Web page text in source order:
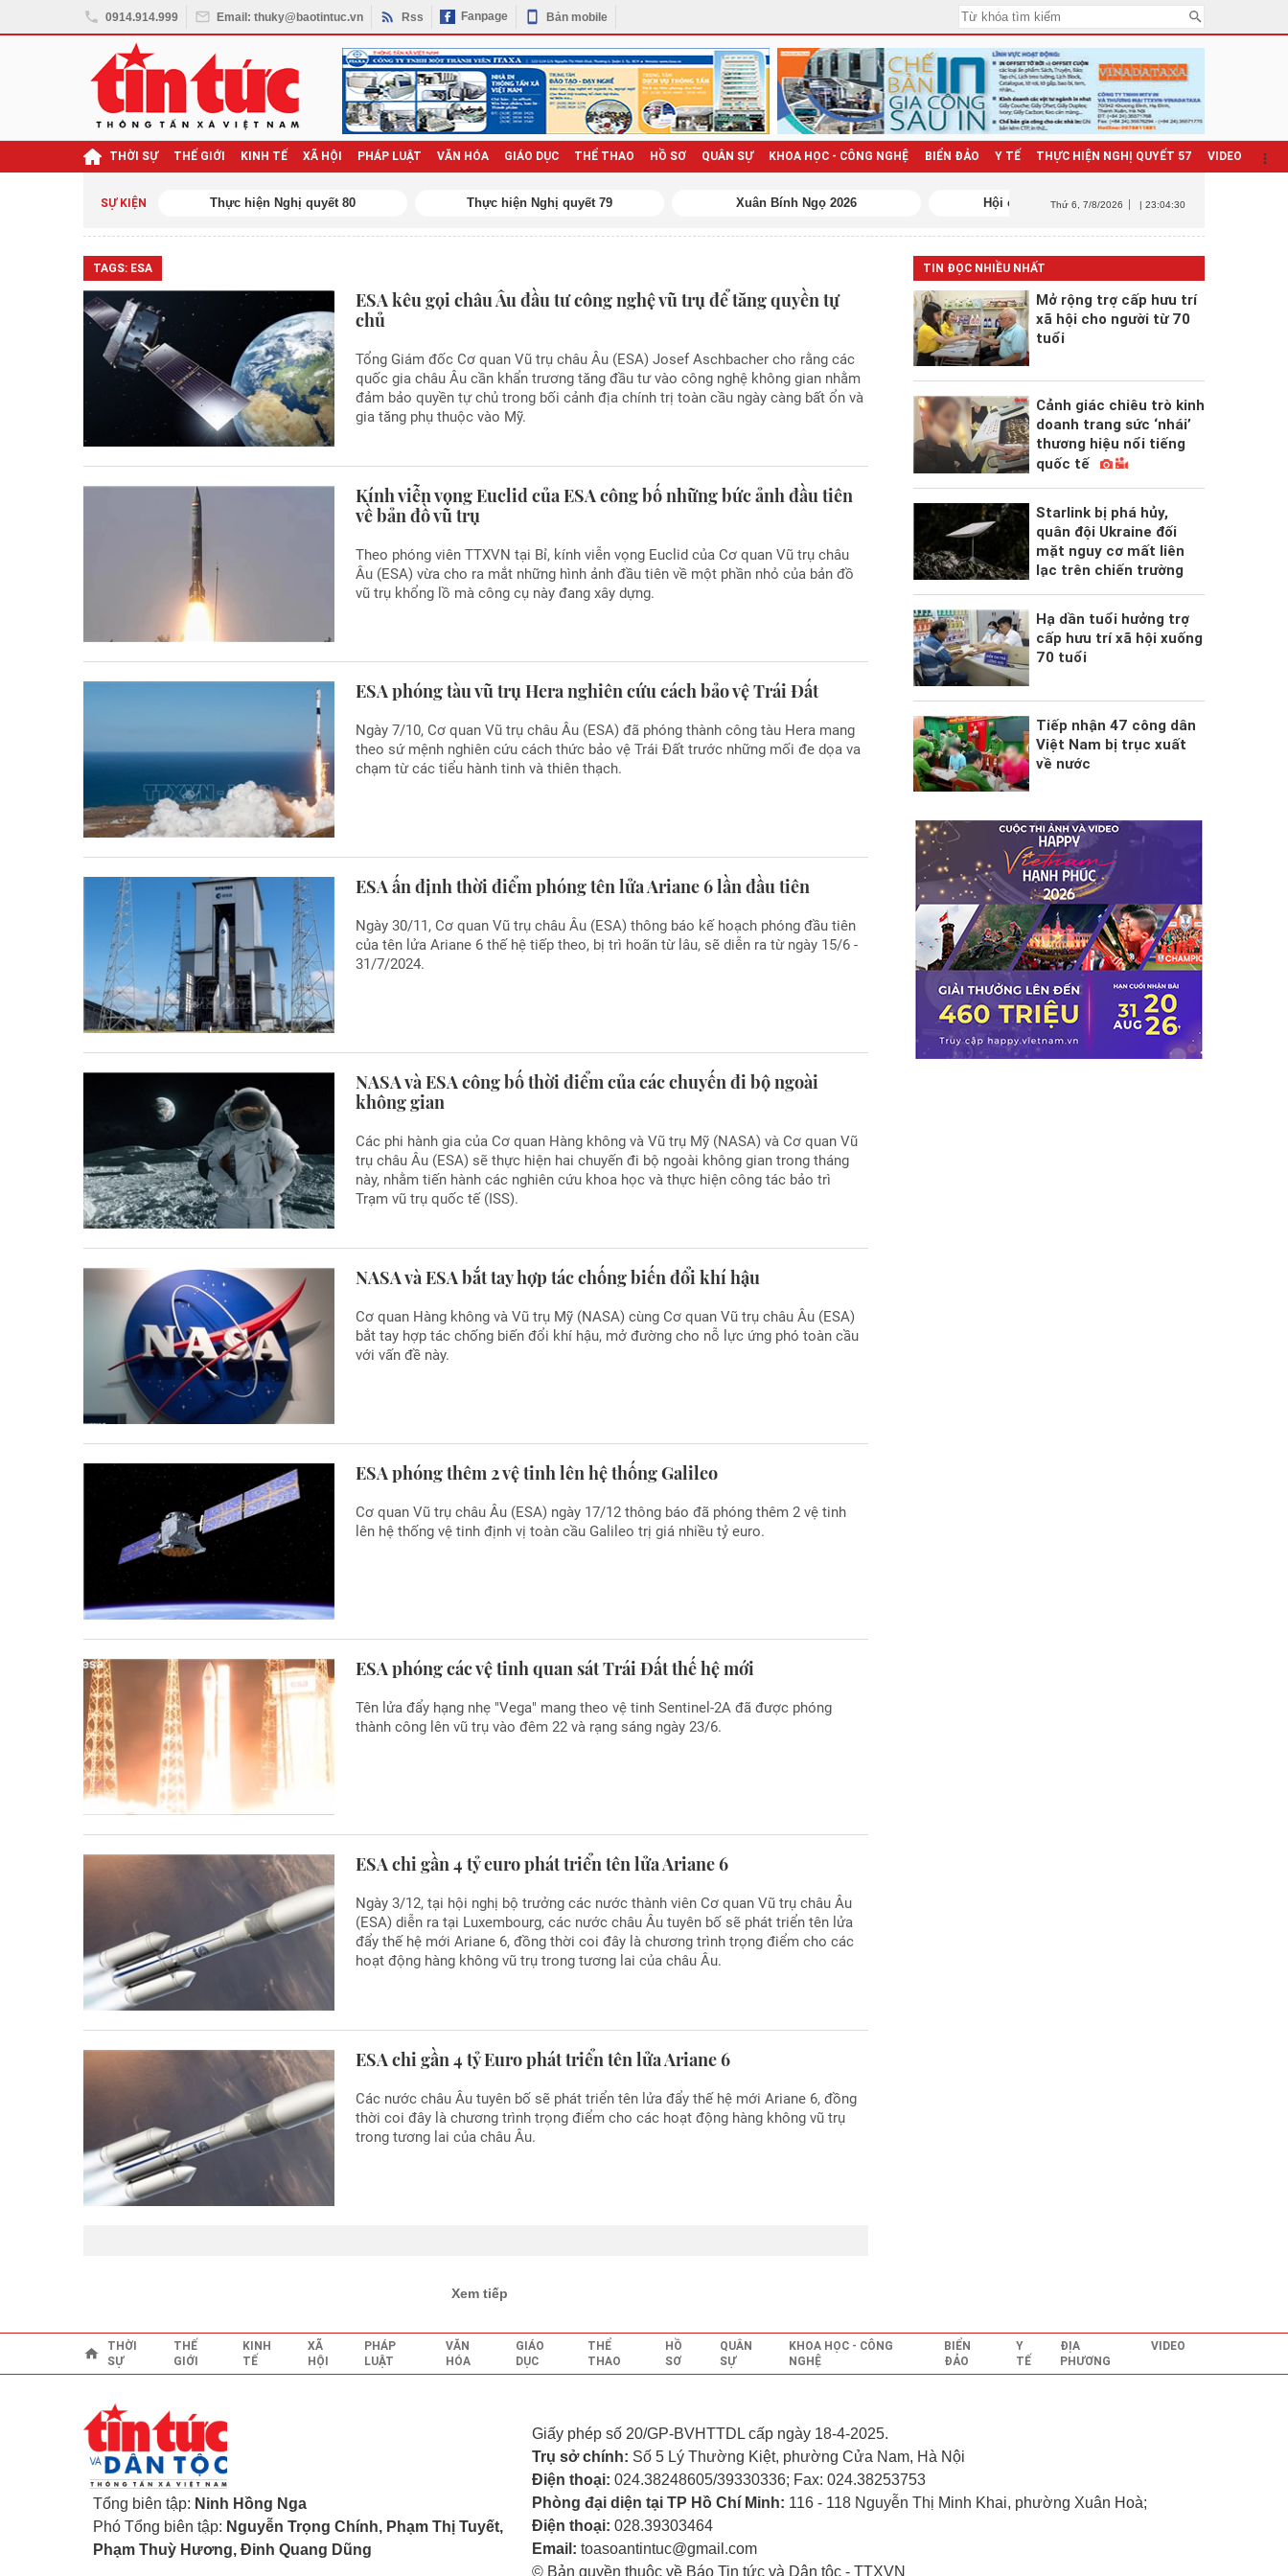
0914.914.999 Email: thuky@baotintuc.vn Rss Fanpage Bản mobile
THỜI SỰ THẾ GIỚI KINH TẾ XÃ HỘI PHÁP LUẬT VĂN HÓA GIÁO DỤC THỂ THAO HỒ SƠ QUÂN SỰ KHOA HỌC - CÔNG NGHỆ BIỂN ĐẢO Y TẾ THỰC HIỆN NGHỊ QUYẾT 57 VIDEO
SỰ KIỆN Thực hiện Nghị quyết 80 Thực hiện Nghị quyết 79 Xuân Bính Ngọ 2026 Hội chợ Mùa Xuân 2026
Thứ 6 , 7/8/2026 | 23:04:30
TAGS: ESA
ESA kêu gọi châu Âu đầu tư công nghệ vũ trụ để tăng quyền tự
chủ
Tổng Giám đốc Cơ quan Vũ trụ châu Âu (ESA) Josef Aschbacher cho rằng các
quốc gia châu Âu cần khẩn trương tăng đầu tư vào công nghệ không gian nhằm
đảm bảo quyền tự chủ trong bối cảnh địa chính trị toàn cầu ngày càng bất ổn và
gia tăng phụ thuộc vào Mỹ.
Kính viễn vọng Euclid của ESA công bố những bức ảnh đầu tiên
về bản đồ vũ trụ
Theo phóng viên TTXVN tại Bỉ, kính viễn vọng Euclid của Cơ quan Vũ trụ châu
Âu (ESA) vừa cho ra mắt những hình ảnh đầu tiên về một phần nhỏ của bản đồ
vũ trụ khổng lồ mà công cụ này đang xây dựng.
ESA phóng tàu vũ trụ Hera nghiên cứu cách bảo vệ Trái Đất
Ngày 7/10, Cơ quan Vũ trụ châu Âu (ESA) đã phóng thành công tàu Hera mang
theo sứ mệnh nghiên cứu cách thức bảo vệ Trái Đất trước những mối đe dọa va
chạm từ các tiểu hành tinh và thiên thạch.
ESA ấn định thời điểm phóng tên lửa Ariane 6 lần đầu tiên
Ngày 30/11, Cơ quan Vũ trụ châu Âu (ESA) thông báo kế hoạch phóng đầu tiên
của tên lửa Ariane 6 thế hệ tiếp theo, bị trì hoãn từ lâu, sẽ diễn ra từ ngày 15/6 -
31/7/2024.
NASA và ESA công bố thời điểm của các chuyến đi bộ ngoài
không gian
Các phi hành gia của Cơ quan Hàng không và Vũ trụ Mỹ (NASA) và Cơ quan Vũ
trụ châu Âu (ESA) sẽ thực hiện hai chuyến đi bộ ngoài không gian trong tháng
này, nhằm tiến hành các nghiên cứu khoa học và thực hiện công tác bảo trì
Trạm vũ trụ quốc tế (ISS).
NASA và ESA bắt tay hợp tác chống biến đổi khí hậu
Cơ quan Hàng không và Vũ trụ Mỹ (NASA) cùng Cơ quan Vũ trụ châu Âu (ESA)
bắt tay hợp tác chống biến đổi khí hậu, mở đường cho nỗ lực ứng phó toàn cầu
với vấn đề này.
ESA phóng thêm 2 vệ tinh lên hệ thống Galileo
Cơ quan Vũ trụ châu Âu (ESA) ngày 17/12 thông báo đã phóng thêm 2 vệ tinh
lên hệ thống vệ tinh định vị toàn cầu Galileo trị giá nhiều tỷ euro.
ESA phóng các vệ tinh quan sát Trái Đất thế hệ mới
Tên lửa đẩy hạng nhẹ "Vega" mang theo vệ tinh Sentinel-2A đã được phóng
thành công lên vũ trụ vào đêm 22 và rạng sáng ngày 23/6.
ESA chi gần 4 tỷ euro phát triển tên lửa Ariane 6
Ngày 3/12, tại hội nghị bộ trưởng các nước thành viên Cơ quan Vũ trụ châu Âu
(ESA) diễn ra tại Luxembourg, các nước châu Âu tuyên bố sẽ phát triển tên lửa
đẩy thế hệ mới Ariane 6, đồng thời coi đây là chương trình trọng điểm cho các
hoạt động hàng không vũ trụ trong tương lai của châu Âu.
ESA chi gần 4 tỷ Euro phát triển tên lửa Ariane 6
Các nước châu Âu tuyên bố sẽ phát triển tên lửa đẩy thế hệ mới Ariane 6, đồng
thời coi đây là chương trình trọng điểm cho các hoạt động hàng không vũ trụ
trong tương lai của châu Âu.
Xem tiếp
TIN ĐỌC NHIỀU NHẤT
Mở rộng trợ cấp hưu trí
xã hội cho người từ 70
tuổi
Cảnh giác chiêu trò kinh
doanh trang sức ‘nhái’
thương hiệu nổi tiếng
quốc tế
Starlink bị phá hủy,
quân đội Ukraine đối
mặt nguy cơ mất liên
lạc trên chiến trường
Hạ dần tuổi hưởng trợ
cấp hưu trí xã hội xuống
70 tuổi
Tiếp nhận 47 công dân
Việt Nam bị trục xuất
về nước
THỜI
SỰ
THẾ
GIỚI
KINH
TẾ
XÃ
HỘI
PHÁP
LUẬT
VĂN
HÓA
GIÁO
DỤC
THỂ
THAO
HỒ
SƠ
QUÂN
SỰ
KHOA HỌC - CÔNG
NGHỆ
BIỂN
ĐẢO
Y
TẾ
ĐỊA
PHƯƠNG
VIDEO
Tổng biên tập: Ninh Hồng Nga
Phó Tổng biên tập: Nguyễn Trọng Chính, Phạm Thị Tuyết,
Phạm Thuỳ Hương, Đinh Quang Dũng
Giấy phép số 20/GP-BVHTTDL cấp ngày 18-4-2025.
Trụ sở chính: Số 5 Lý Thường Kiệt, phường Cửa Nam, Hà Nội
Điện thoại: 024.38248605/39330336; Fax: 024.38253753
Phòng đại diện tại TP Hồ Chí Minh: 116 - 118 Nguyễn Thị Minh Khai, phường Xuân Hoà;
Điện thoại: 028.39303464
Email: toasoantintuc@gmail.com
© Bản quyền thuộc về Báo Tin tức và Dân tộc - TTXVN